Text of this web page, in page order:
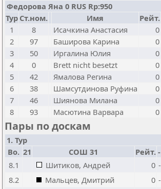
Федорова Яна 0 RUS Rp:950
Тур Ст.ном. Имя Рейт.
1
8 Исачкина Анастасия 0
2
97 Баширова Карина 0
3
50 Иргалина Юлия 0
4
0 Brett nicht besetzt 0
5
42 Ямалова Регина 0
6
38 Шамсутдинова Руфина 0
7
46 Шиянова Милана 0
8
93 Масютина Варвара 0
Пары по доскам
1. Тур
Bo. 21 СОШ 31 Рейт. -
8.1
Шитиков, Андрей 0 -
8.2
Мальцев, Дмитрий 0 -